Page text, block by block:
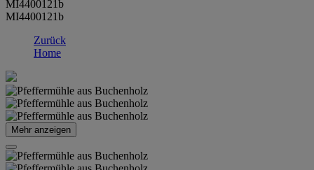
MI4400121b
MI4400121b
Zurück
Home
Mehr anzeigen